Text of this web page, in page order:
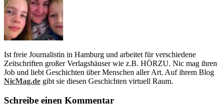
Ist freie Journalistin in Hamburg und arbeitet für verschiedene
Zeitschriften großer Verlagshäuser wie z.B. HÖRZU. Nic mag ihren
Job und liebt Geschichten über Menschen aller Art. Auf ihrem Blog
NicMag.de gibt sie diesen Geschichten virtuell Raum.
Schreibe einen Kommentar